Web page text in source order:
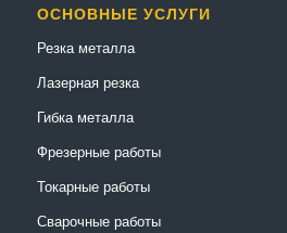
ОСНОВНЫЕ УСЛУГИ
Резка металла
Лазерная резка
Гибка металла
Фрезерные работы
Токарные работы
Сварочные работы